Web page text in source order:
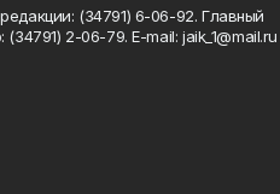
(34791) 6-06-92. Главный
(34791) 2-06-79. Е-mаil: jaik_1@mail.ru